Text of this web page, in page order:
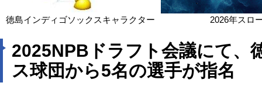
徳島インディゴソックスキャラクター 2026年スロ
2025NPBドラフト会議にて、
ス球団から5名の選手が指名